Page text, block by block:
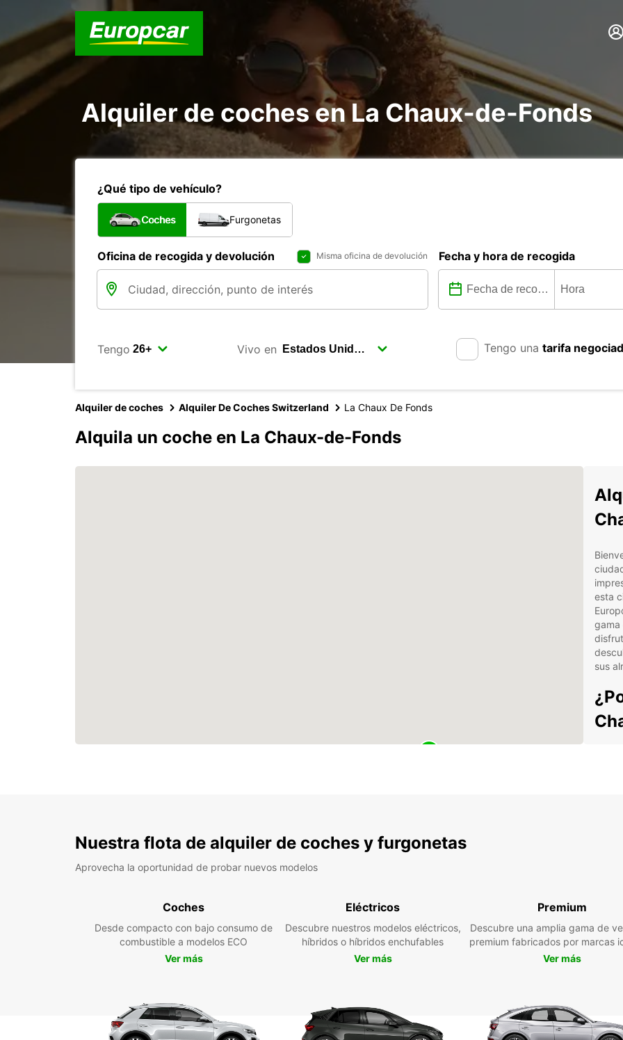
Alquiler de coches en La Chaux-de-Fonds
¿Qué tipo de vehículo?
Coches Furgonetas
Oficina de recogida y devolución Misma oficina de devolución Fecha y hora de recogida
Tengo Vivo en Tengo una tarifa
Alquiler de coches Alquiler De Coches Switzerland La Chaux De Fonds
Alquila un coche en La Chaux-de-Fonds
esta
gama
sus
Nuestra flota de alquiler de coches y furgonetas
Aprovecha la oportunidad de probar nuevos modelos
Coches
Desde compacto con bajo consumo de
combustible a modelos ECO
Ver más
Eléctricos
Descubre nuestros modelos eléctricos,
híbridos o híbridos enchufables
Ver más
Premium
Descubre una amplia gama de
premium fabricados por marcas
Ver más